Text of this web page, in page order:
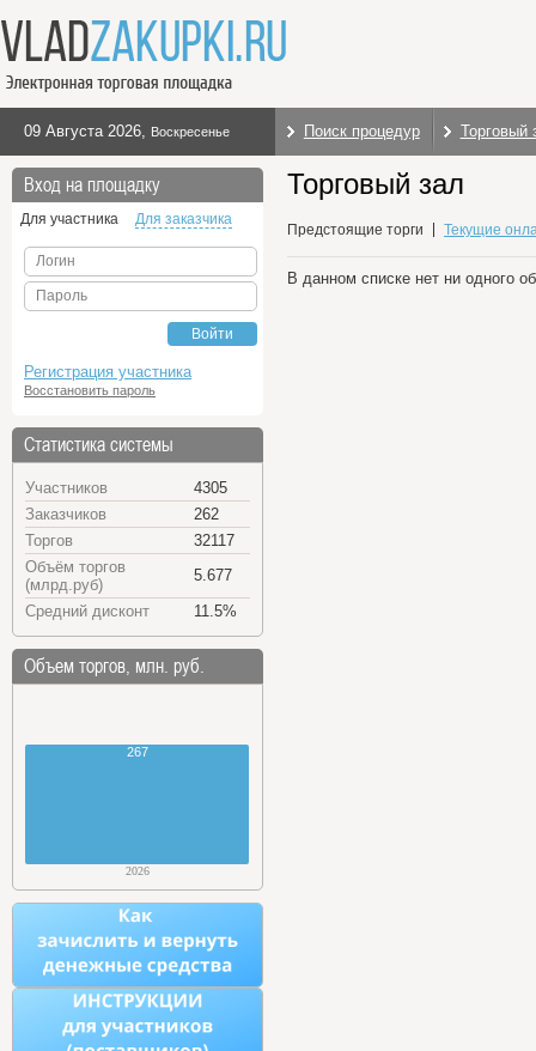
09 Августа 2026, Воскресенье Поиск процедур Торговый
Вход на площадку
Для участника Для заказчика
Логин
Пароль
Войти
Регистрация участника
Восстановить пароль
Статистика системы
Участников
4305
Заказчиков
262
Торгов
32117
Объём торгов
(млрд.руб)
5.677
Средний дисконт
11.5%
Объем торгов, млн. руб.
267
2026
Торговый зал
Предстоящие торги Текущие
В данном списке нет ни одного